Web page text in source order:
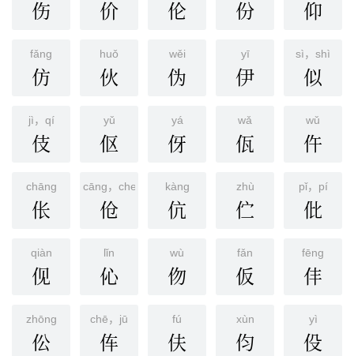
伤 价 伦 份 仰
fǎnɡ
仿
huǒ
伙
wěi
伪
yī
伊
sì，shì
似
jì，qí
伎
yǔ
伛
yá
伢
wǎ
佤
wǔ
仵
chānɡ
伥
cāng，chen
伧
kànɡ
伉
zhù
伫
pǐ，pí
仳
qiàn
伣
lǐn
伈
wù
伆
fǎn
仮
fēnɡ
仹
zhōnɡ
伀
chē，jū
伡
fú
伕
xùn
伨
yì
伇